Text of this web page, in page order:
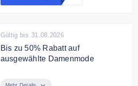
Gültig bis 31.08.2026
Bis zu 50% Rabatt auf
ausgewählte Damenmode
Mehr Details